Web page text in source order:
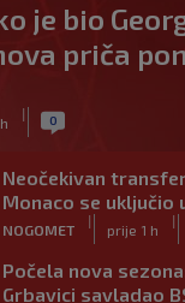
je bio
priča
| 0
Neočekivan
Monaco se uključio
NOGOMET
|
prije 1 h
|
Počela nova
Grbavici savladao